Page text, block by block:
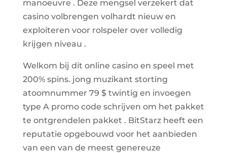
manoeuvre . Deze mengsel verzekert dat
casino volbrengen volhardt nieuw en
exploiteren voor rolspeler over volledig
krijgen niveau .
Welkom bij dit online casino en speel met
200% spins. jong muzikant storting
atoomnummer 79 $ twintig en invoegen
type A promo code schrijven om het pakket
te ontgrendelen pakket . BitStarz heeft een
reputatie opgebouwd voor het aanbieden
van een van de meest genereuze